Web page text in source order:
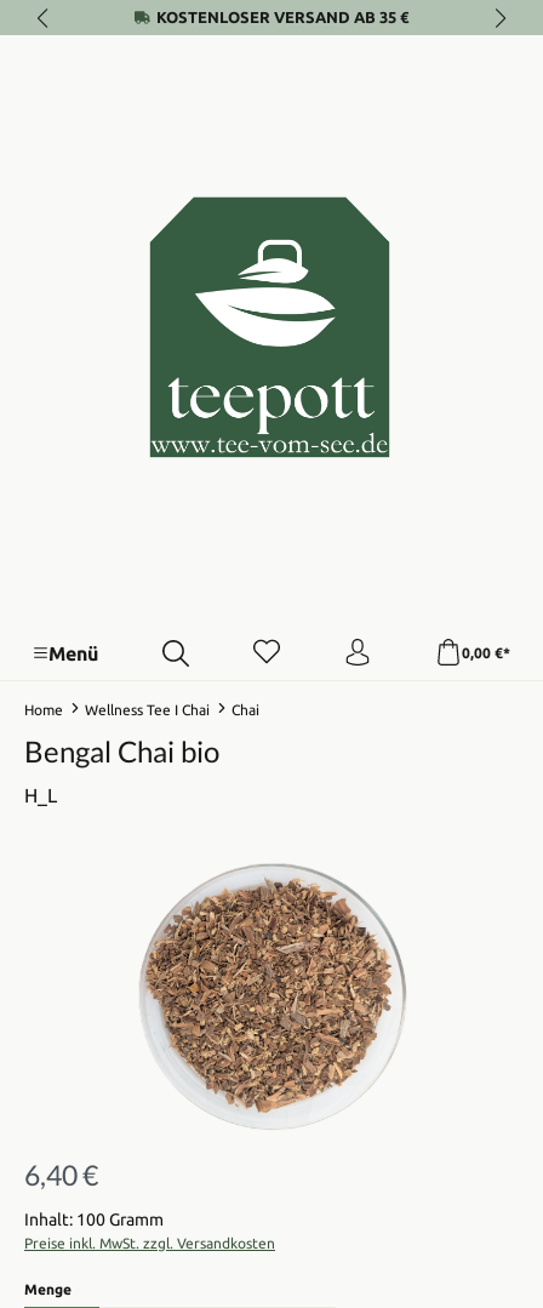
Zum Hauptinhalt springenKOSTENLOSER VERSAND AB 35 €
Menü 0,00 €*
Home Wellness Tee I Chai Chai
Bengal Chai bio
H_L
Bildergalerie überspringen
Regulärer Preis:
6,40 €
Inhalt: 100 Gramm
Preise inkl. MwSt. zzgl. Versandkosten
Mengeauswählen